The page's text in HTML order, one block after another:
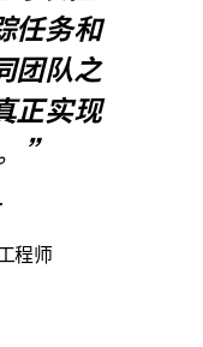
任务和
团队之
正实现
”
程师